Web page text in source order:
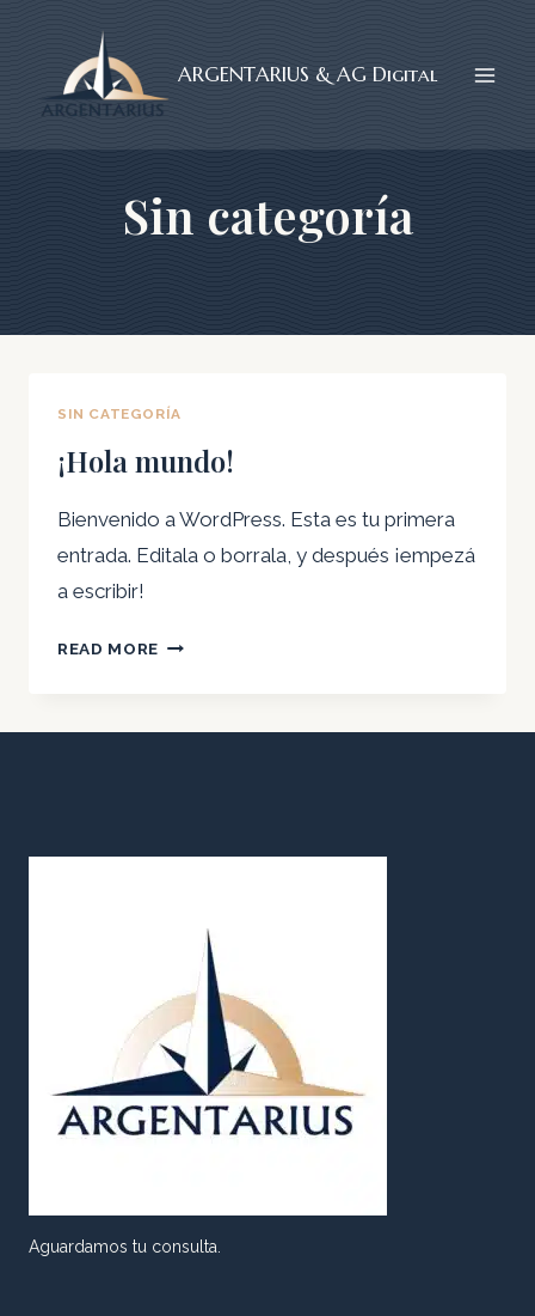
content
ARGENTARIUS & AG Digital
Sin categoría
SIN CATEGORÍA
¡Hola mundo!
Bienvenido a WordPress. Esta es tu primera
entrada. Editala o borrala, y después ¡empezá
a escribir!
READ MORE ¡HOLA
Aguardamos tu consulta.